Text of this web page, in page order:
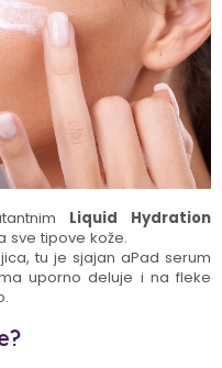
Liquid Hydration
sve tipove kože.
tu je sjajan aPad serum
uporno deluje i na fleke